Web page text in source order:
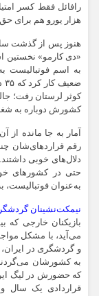
هزار یورو هم برای
هنوز پس از گذشت
«دی کارمو»
به اسم فوتبالیست
کوثر لرستان رفت؛
کشورش دوباره به
آمار به جا مانده
رقم قراردهای‌شان
دلال‌های خوبی
حتی در کشورهای
به‌عنوان فوتبالیست،
نیمکت‌نشینان گردشگر
بازیکنان خارجی
می‌آید، با مشکل
و گردشگری در ایران،
به کشورشان
که حضورش در لیگ